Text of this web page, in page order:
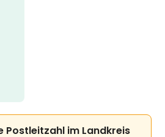
Postleitzahl im Landkreis